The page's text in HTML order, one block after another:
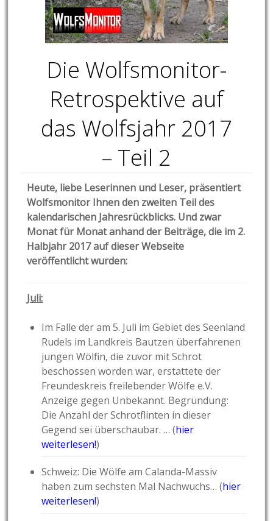
Die Wolfsmonitor-
Retrospektive auf
das Wolfsjahr 2017
– Teil 2
Heute, liebe Leserinnen und Leser, präsentiert
Wolfsmonitor Ihnen den zweiten Teil des
kalendarischen Jahresrückblicks. Und zwar
Monat für Monat anhand der Beiträge, die im 2.
Halbjahr 2017 auf dieser Webseite
veröffentlicht wurden:
Juli:
Im Falle der am 5. Juli im Gebiet des Seenland
Rudels im Landkreis Bautzen überfahrenen
jungen Wölfin, die zuvor mit Schrot
beschossen worden war, erstattete der
Freundeskreis freilebender Wölfe e.V.
Anzeige gegen Unbekannt. Begründung:
Die Anzahl der Schrotflinten in dieser
Gegend sei überschaubar. … (hier
weiterlesen!)
Schweiz: Die Wölfe am Calanda-Massiv
haben zum sechsten Mal Nachwuchs… (hier
weiterlesen!)